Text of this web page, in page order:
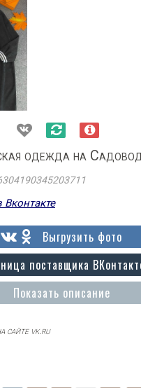
одежда на
Показать описание
поставщика
Выгрузить фото
сайте vk.ru